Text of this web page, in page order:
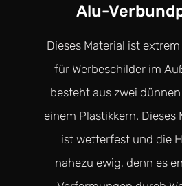
Alu-
Dieses Material ist
für Werbeschilder im
besteht aus zwei
einem Plastikkern. Dieses
ist wetterfest und die
nahezu ewig, denn es